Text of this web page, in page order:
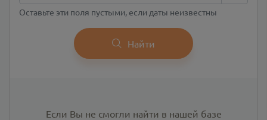
Оставьте эти поля пустыми, если даты неизвестны
Найти
Если Вы не смогли найти в нашей базе